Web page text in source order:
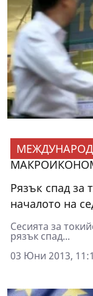
Рязък спад за
началото на
Сесията за
рязък спад...
03 Юни 2013,